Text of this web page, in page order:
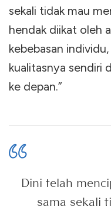
sekali tidak mau
hendak diikat oleh
kebebasan
kualitasnya sendiri
ke depan.”
Dini telah
sama sekali